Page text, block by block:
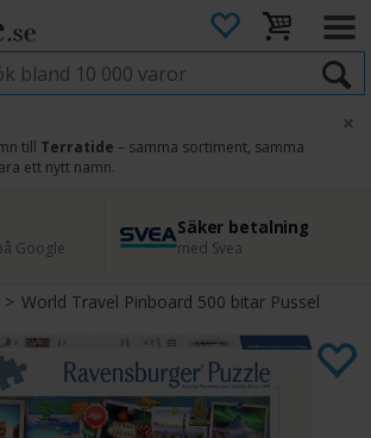
till Terratide – samma sortiment, samma
ett nytt namn.
×
Google
Säker betalning
med Svea
45 dagars ångerrätt
Enkel retur
World Travel Pinboard 500 bitar Pussel